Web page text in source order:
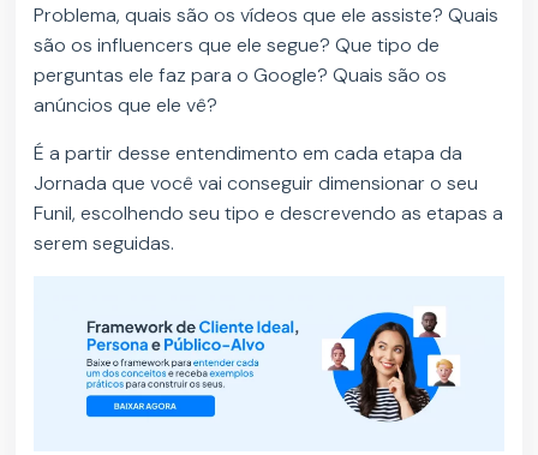
Problema, quais são os vídeos que ele assiste? Quais
são os influencers que ele segue? Que tipo de
perguntas ele faz para o Google? Quais são os
anúncios que ele vê?
É a partir desse entendimento em cada etapa da
Jornada que você vai conseguir dimensionar o seu
Funil, escolhendo seu tipo e descrevendo as etapas a
serem seguidas.